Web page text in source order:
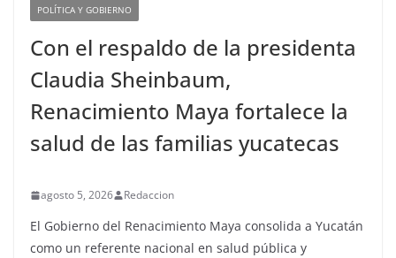
POLÍTICA Y GOBIERNO
Con el respaldo de la presidenta
Claudia Sheinbaum,
Renacimiento Maya fortalece la
salud de las familias yucatecas
agosto 5, 2026 Redaccion
El Gobierno del Renacimiento Maya consolida a Yucatán
como un referente nacional en salud pública y